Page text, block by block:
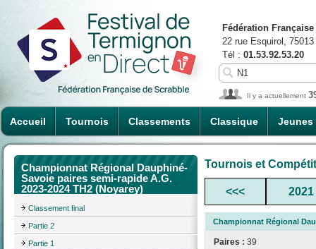
Accueil Tournois Classements Classique Jeunes
Fédération
22 rue Esquirol,
Tél : 01.53.92.53.20
Il y a actuellement
Championnat Régional Dauphiné-
Savoie paires semi-rapide A.G.
2023-2024 TH2 (Noyarey)
Classement final
Partie 2
Partie 1
Tournois et
<<< 2021
Championnat Régional
Paires : 39